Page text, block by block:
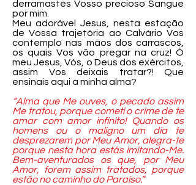
derramastes Vosso precioso Sangue
por mim.
Meu adorável Jesus, nesta estação
de Vossa trajetória ao Calvário Vos
contemplo nas mãos dos carrascos,
os quais Vos vão pregar na cruz! Ó
meu Jesus, Vós, o Deus dos exércitos,
assim Vos deixais tratar?! Que
ensinais aqui à minha alma?
“Alma que Me ouves, o pecado assim
Me tratou, porque cometi o crime de te
amar com amor infinito! Quando os
homens ou o maligno um dia te
desprezarem por Meu Amor, alegra-te
porque nesta hora estás imitando-Me.
Bem-aventurados os que, por Meu
Amor, forem assim tratados, porque
estão no caminho do Paraíso.”